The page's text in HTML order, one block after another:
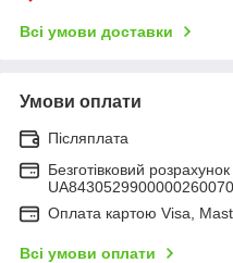
Всі умови доставки
Умови оплати
Післяплата
Безготівковий
Оплата картою Visa,
Всі умови оплати